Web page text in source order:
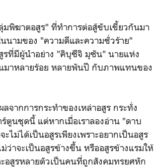
มพิฆาตอสูร" ที่ทำการต่อสู้ขับเขี้ยวกันมา
นนามของ "ความดีและความชั่วร้าย"
ที่มีผู้นำอย่าง "คิบุซึจิ มุซัน" นายแห่ง
มาหลายร้อย หลายพันปี กับภาพแทนของ
จากการกระทำของเหล่าอสูร กระทั่ง
ตูนชุดนี้ แต่หากเมื่อเราลองอ่าน "ดาบ
ไม่ได้เป็นอสูรเพียงเพราะอยากเป็นอสูร
ว่าจะเป็นอสูรข้างขึ้น หรืออสูรข้างแรมให้
อสูรหลายตัวเป็นคนที่ถูกสังคมทรยศหัก